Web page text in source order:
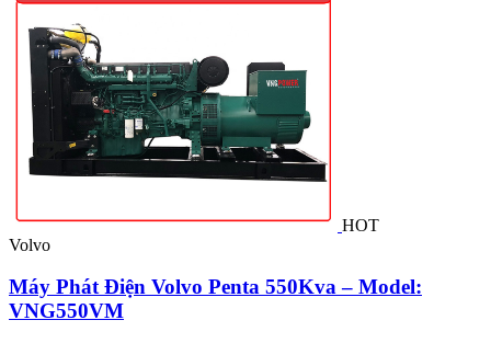
HOT
Volvo
Máy Phát Điện Volvo Penta 550Kva – Model:
VNG550VM